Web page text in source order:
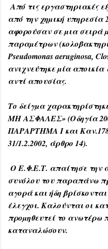
Από τις εργαστηριακές
από την χηµική
αφορούσαν σε µια σειρά
παραµέτρων
Pseudomonas aeruginosa,
ανιχνεύτηκε µία αποικία
αντί απουσίας.
Το δείγµα
ΜΗΑΣΦΑΛΕΣ» (Οδηγία
ΠΑΡΑΡΤΗΜΑ Ι και
31/1.2.2002, άρθρο 14).
Ο Ε.Φ.Ε.Τ. απαίτησε την
συνόλου του παραπάνω
αγορά και ήδη βρίσκονται
έλεγχοι. Καλούνται οι
προµηθευτεί το ανωτέρω
καταναλώσουν.